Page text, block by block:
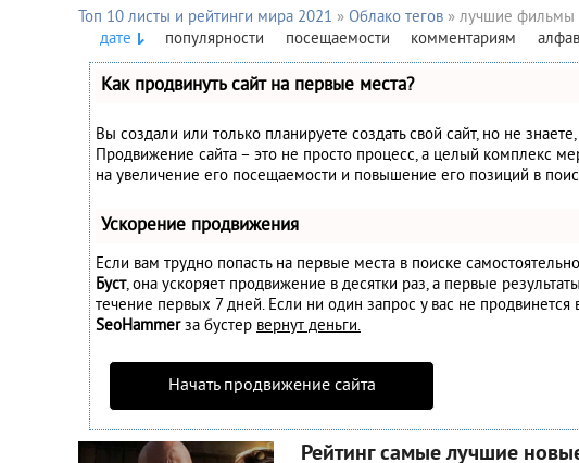
Топ 10 листы и рейтинги мира 2021 » Облако тегов » лучшие фильмы
дате
популярности посещаемости комментариям
Как продвинуть сайт на первые места?
Вы создали или только планируете создать свой сайт, но не знаете,
Продвижение сайта – это не просто процесс, а целый комплекс
на увеличение его посещаемости и повышение его позиций в
Ускорение продвижения
Если вам трудно попасть на первые места в поиске
Буст, она ускоряет продвижение в десятки раз, а первые
течение первых 7 дней. Если ни один запрос у вас не продвинется
SeoHammerза бустер вернут деньги.
Начать продвижение сайта
Рейтинг самые лучшие